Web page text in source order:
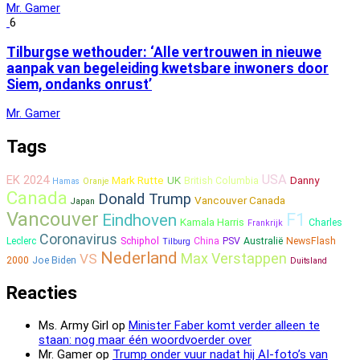
Mr. Gamer
6
Tilburgse wethouder: ‘Alle vertrouwen in nieuwe
aanpak van begeleiding kwetsbare inwoners door
Siem, ondanks onrust’
Mr. Gamer
Tags
EK 2024 Hamas Oranje Mark Rutte UK British Columbia USA Danny
Canada Japan Donald Trump Vancouver Canada
Vancouver Eindhoven Kamala Harris Frankrijk F1 Charles
Leclerc Coronavirus Schiphol Tilburg China PSV Australië NewsFlash
2000 Joe Biden VS Nederland Max Verstappen Duitsland
Reacties
Ms. Army Girl op Minister Faber komt verder alleen te
staan: nog maar één woordvoerder over
Mr. Gamer op Trump onder vuur nadat hij AI-foto’s van